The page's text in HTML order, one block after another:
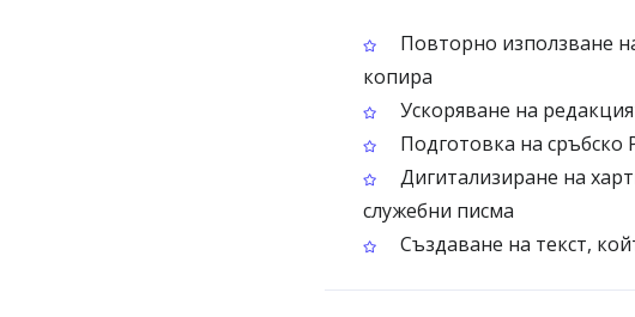
Повторно използване
копира
Ускоряване на
Подготовка на сръбско
Дигитализиране на
служебни писма
Създаване на текст,